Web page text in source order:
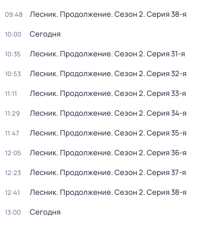
09:48 Лесник. Продолжение. Сезон 2. Серия 38-я
10:00 Сегодня
10:35 Лесник. Продолжение. Сезон 2. Серия 31-я
10:53 Лесник. Продолжение. Сезон 2. Серия 32-я
11:11 Лесник. Продолжение. Сезон 2. Серия 33-я
11:29 Лесник. Продолжение. Сезон 2. Серия 34-я
11:47 Лесник. Продолжение. Сезон 2. Серия 35-я
12:05 Лесник. Продолжение. Сезон 2. Серия 36-я
12:23 Лесник. Продолжение. Сезон 2. Серия 37-я
12:41 Лесник. Продолжение. Сезон 2. Серия 38-я
13:00 Сегодня